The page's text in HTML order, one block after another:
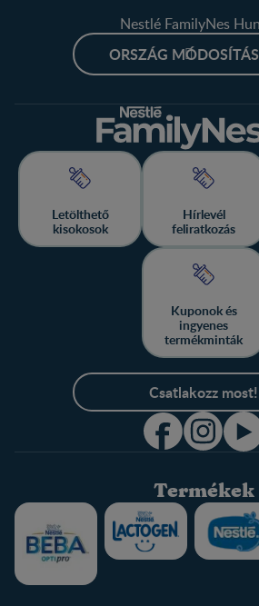
Nestlé FamilyNes
ORSZÁG
Letölthető
kisokosok
Hírlevél
feliratkozás
Kuponok és
ingyenes
termékminták
Csatlakozz most!
Termékek